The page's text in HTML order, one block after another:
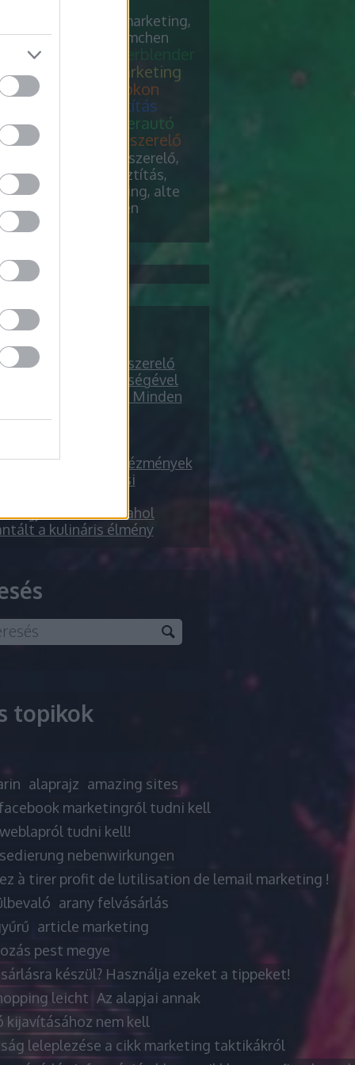
down pillows,
keresőmarketing,
verblender riemchen
chiptuning, verblender
pillows
keresőmarketing
felsőfokon
szőnyegtisztítás
és teherautó
chiptuning, fűtésszerelő
vízszerelő,
pillows, szőnyegtisztítás,
chiptuning, alte
verblender riemchen
5
árak és vízszerelő
angolul péter segítségével
Budapest - Minden
különbözik az Intézmények
más takarítási
5 legjobb étterme, ahol
a kulináris élmény
topikok
alaprajz amazing sites
marketingről tudni kell
tudni kell!
nebenwirkungen
à tirer profit de lutilisation de lemail marketing !
arany felvásárlás
article marketing
pest megye
készül? Használja ezeket a tippeket!
leicht Az alapjai annak
kijavításához nem kell
leleplezése a cikk marketing taktikákról